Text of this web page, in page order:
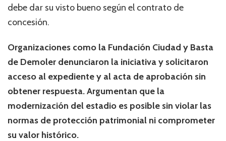
debe dar su visto bueno según el contrato de
concesión.
Organizaciones como la Fundación Ciudad y Basta
de Demoler denunciaron la iniciativa y solicitaron
acceso al expediente y al acta de aprobación sin
obtener respuesta. Argumentan que la
modernización del estadio es posible sin violar las
normas de protección patrimonial ni comprometer
su valor histórico.